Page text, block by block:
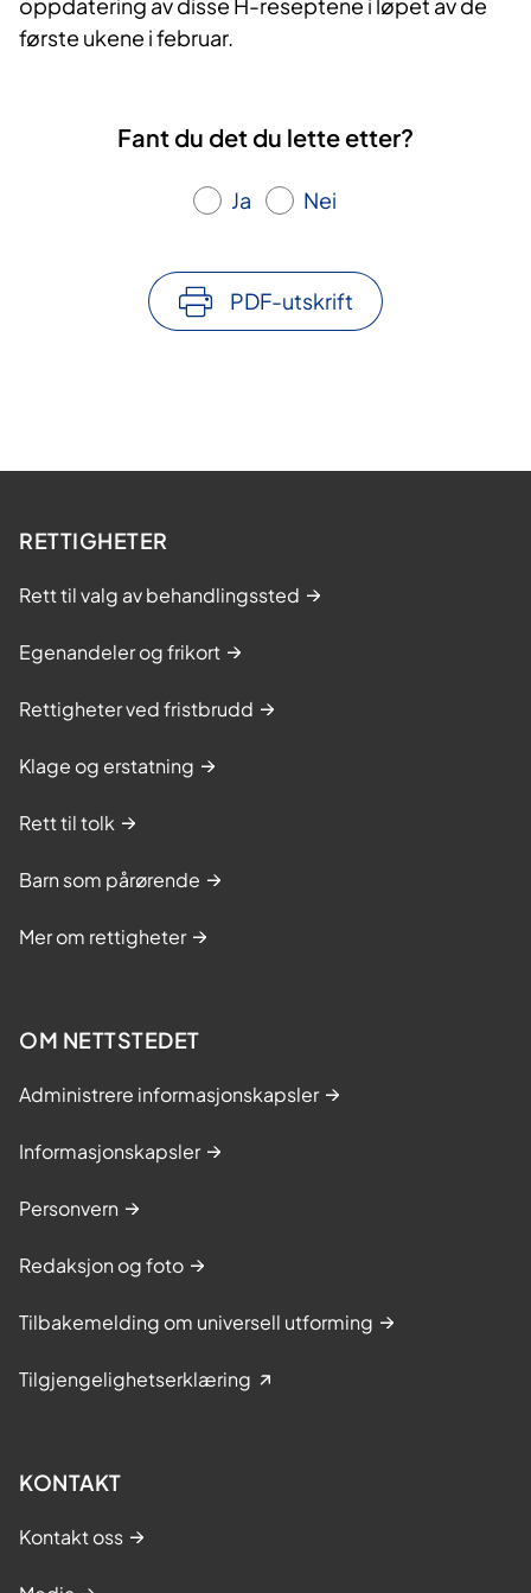
oppdatering av disse H-reseptene i løpet av de
første ukene i februar.
Fant du det du lette etter?
Ja Nei
PDF-utskrift
RETTIGHETER
Rett til valg av behandlingssted
Egenandeler og frikort
Rettigheter ved fristbrudd
Klage og erstatning
Rett til tolk
Barn som pårørende
Mer om rettigheter
OM NETTSTEDET
Administrere informasjonskapsler
Informasjonskapsler
Personvern
Redaksjon og foto
Tilbakemelding om universell utforming
Tilgjengelighetserklæring
KONTAKT
Kontakt oss